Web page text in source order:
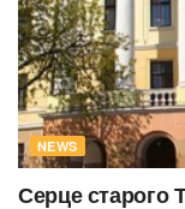
NEWS
Серце старого